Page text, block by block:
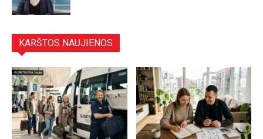
KARŠTOS NAUJIENOS